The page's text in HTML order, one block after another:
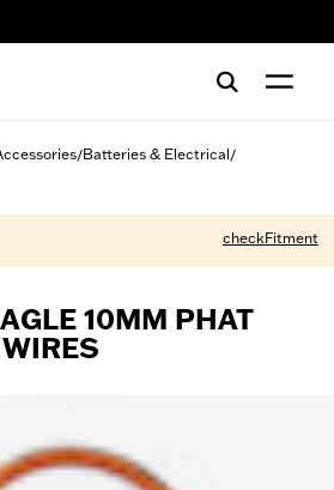
/Batteries & Electrical/
checkFitment
10MM PHAT